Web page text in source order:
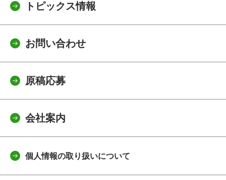
トピックス情報
お問い合わせ
原稿応募
会社案内
個人情報の取り扱いについて